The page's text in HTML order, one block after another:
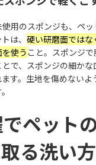
用のスポンジも、ペ
は、 硬い研磨面ではな
使うこと。スポンジ
で、スポンジの細か
す。生地を傷めない
ペット
る洗い